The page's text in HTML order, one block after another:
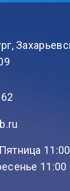
11:00